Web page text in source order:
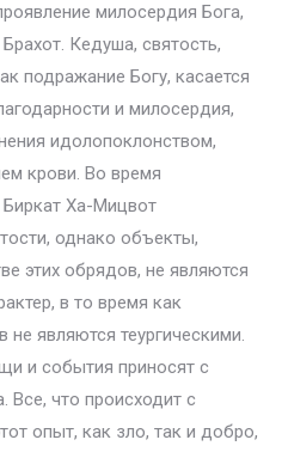
милосердия Бога,
Кедуша, святость,
подражание Богу, касается
и милосердия,
идолопоклонством,
крови. Во время
Биркат Ха-Мицвот
однако объекты,
этих обрядов, не являются
в то время как
являются теургическими.
и события приносят с
что происходит с
опыт, как зло, так и добро,